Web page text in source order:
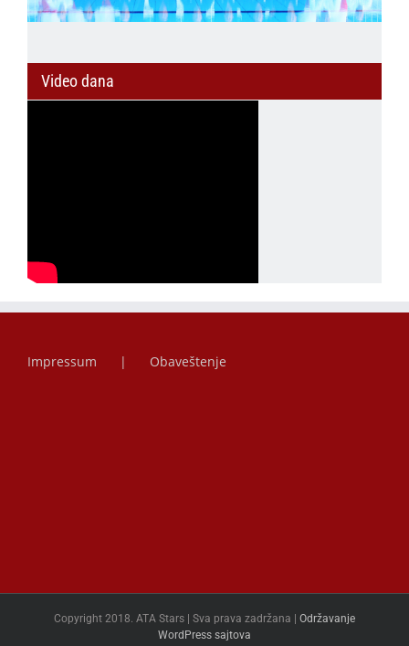
Video dana
Impressum Obaveštenje
Copyright 2018. ATA Stars | Sva prava zadržana | Održavanje
WordPress sajtova